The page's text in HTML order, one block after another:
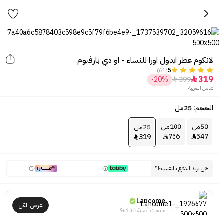
لانكوم عطر ايدول اورا للنساء - او دي بارفيوم
5
(61)
319

399

-20%
شامل الضريبة
الحجم: 25مل
50مل
547

100مل
756

25مل
319

هل تريد الدفع بالتقسيط؟
Lancome
منتجات أصلية 100%
عرض الكل